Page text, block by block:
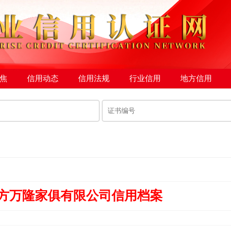
信用动态 信用法规 行业信用 地方信用
万隆家俱有限公司信用档案